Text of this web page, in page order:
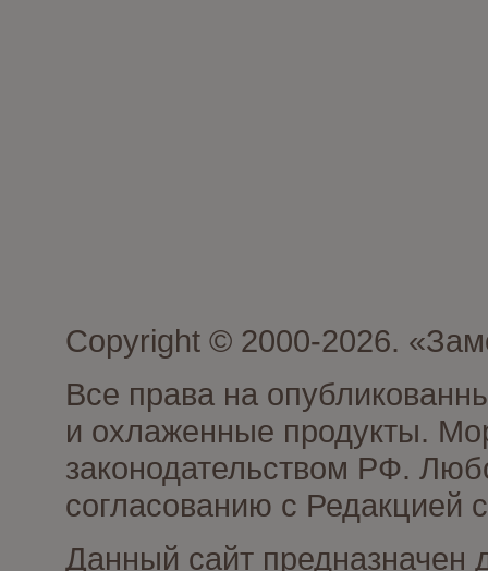
Copyright © 2000-2026.
Все права на
и охлаженные продукты.
законодательством РФ.
согласованию с Редакцией
Данный сайт предназначен